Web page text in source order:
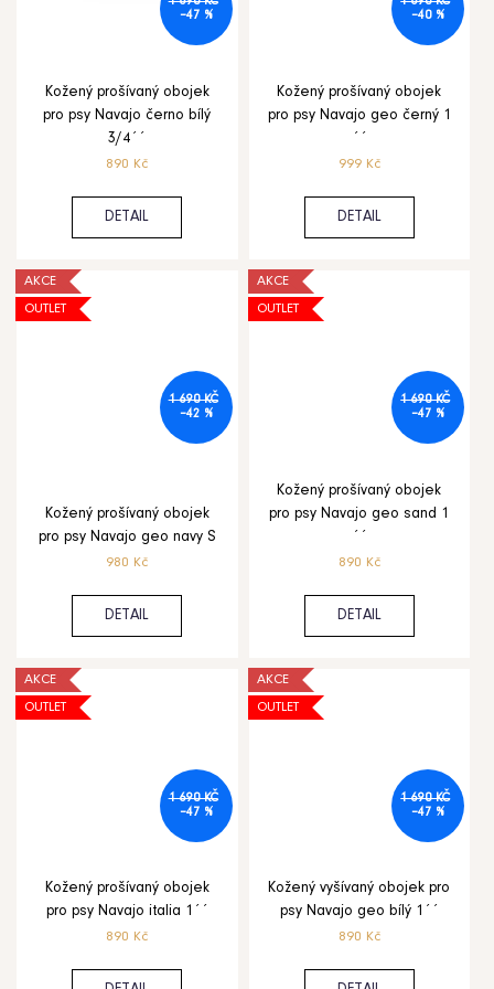
–47 %
Kožený prošívaný obojek
pro psy Navajo černo bílý
3/4´´
890 Kč
DETAIL
–40 %
Kožený prošívaný obojek
pro psy Navajo geo černý 1
´´
999 Kč
DETAIL
AKCE
OUTLET
1 690 KČ
–42 %
Kožený prošívaný obojek
pro psy Navajo geo navy S
980 Kč
DETAIL
AKCE
OUTLET
1 690 KČ
–47 %
Kožený prošívaný obojek
pro psy Navajo geo sand 1
´´
890 Kč
DETAIL
AKCE
OUTLET
1 690 KČ
–47 %
Kožený prošívaný obojek
pro psy Navajo italia 1´´
890 Kč
AKCE
OUTLET
1 690 KČ
–47 %
Kožený vyšívaný obojek pro
psy Navajo geo bílý 1´´
890 Kč
Shara
Beige